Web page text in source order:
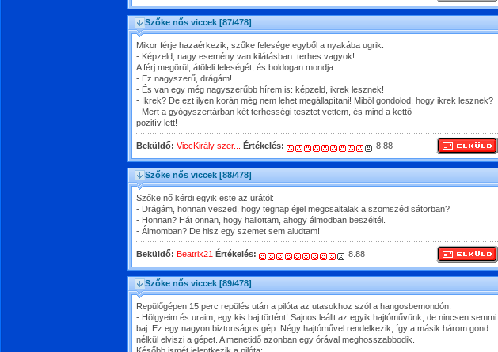
Szőke nős viccek [87/478]
Mikor férje hazaérkezik, szőke felesége egyből a nyakába ugrik:
- Képzeld, nagy esemény van kilátásban: terhes vagyok!
A férj megörül, átöleli feleségét, és boldogan mondja:
- Ez nagyszerű, drágám!
- És van egy még nagyszerűbb hírem is: képzeld, ikrek lesznek!
- Ikrek? De ezt ilyen korán még nem lehet megállapítani! Miből gondolod, hogy ikrek lesznek?
- Mert a gyógyszertárban két terhességi tesztet vettem, és mind a kettő
pozitív lett!
Beküldő: ViccKirály szer... Értékelés: 8.88
Szőke nős viccek [88/478]
Szőke nő kérdi egyik este az urától:
- Drágám, honnan veszed, hogy tegnap éjjel megcsaltalak a szomszéd sátorban?
- Honnan? Hát onnan, hogy hallottam, ahogy álmodban beszéltél.
- Álmomban? De hisz egy szemet sem aludtam!
Beküldő: Beatrix21 Értékelés: 8.88
Szőke nős viccek [89/478]
Repülőgépen 15 perc repülés után a pilóta az utasokhoz szól a hangosbemondón:
- Hölgyeim és uraim, egy kis baj történt! Sajnos leállt az egyik hajtóművünk, de nincsen semmi
baj. Ez egy nagyon biztonságos gép. Négy hajtóművel rendelkezik, így a másik három gond
nélkül elviszi a gépet. A menetidő azonban egy órával meghosszabbodik.